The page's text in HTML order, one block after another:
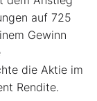
auf 725
Gewinn
die Aktie im
Rendite.